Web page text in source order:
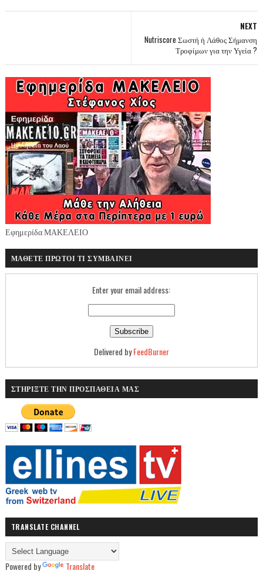
NEXT
Nutriscore Σωστή ή Λάθος Σήμανση
Τροφίμων για την Υγεία ?
Εφημερίδα ΜΑΚΕΛΕΙΟ
ΜΑΘΕΤΕ ΠΡΩΤΟΙ ΤΙ ΣΥΜΒΑΙΝΕΙ
Enter your email address:
Delivered byFeedBurner
ΣΤΗΡΙΞΤΕ ΤΗΝ ΠΡΟΣΠΑΘΕΙΑ ΜΑΣ
TRANSLATE CHANNEL
Powered by Translate